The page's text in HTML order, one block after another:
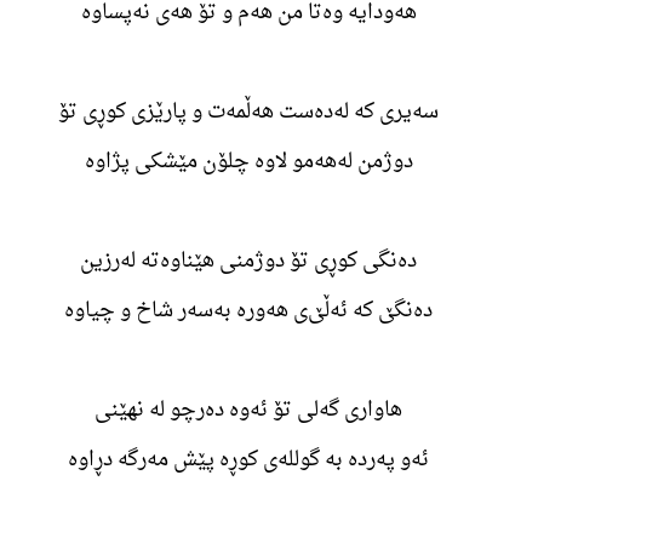
هەودایە وەتا من هەم و تۆ هەی نەپساوە
سەیری کە لەدەست هەڵمەت و پارێزی کوڕی تۆ
دوژمن لەهەمو لاوە چلۆن مێشکی پژاوە
دەنگی کوڕی تۆ دوژمنی هێناوەتە لەرزین
دەنگێ کە ئەڵێ‌ی هەورە بەسەر شاخ و چیاوە
هاواری گەلی تۆ ئەوە دەرچو لە نهێنی
ئەو پەردە بە گوللەی کوڕە پێش مەرگە دڕاوە